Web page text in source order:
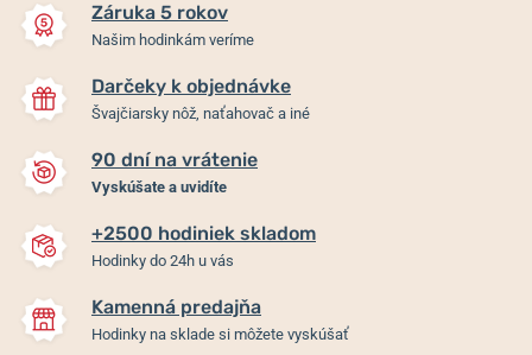
Maurice Lacroix Eliros
Chronograph EL1098-
Skladom
Záruka 5 rokov
Našim hodinkám veríme
Darčeky k objednávke
Švajčiarsky nôž, naťahovač a iné
90 dní na vrátenie
Vyskúšate a uvidíte
+2500 hodiniek skladom
Hodinky do 24h u vás
Kamenná predajňa
Hodinky na sklade si môžete vyskúšať